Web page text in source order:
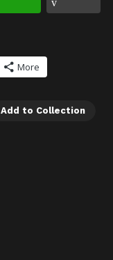
More
Add to Collection